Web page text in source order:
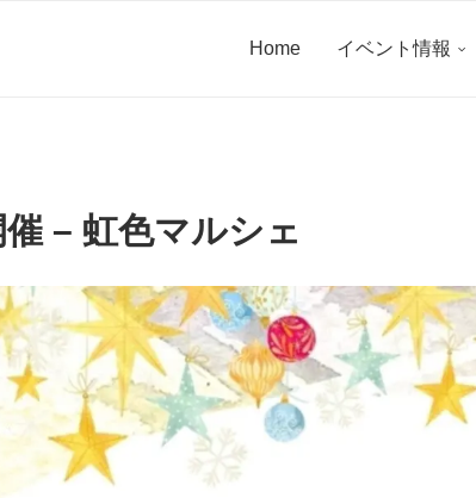
Home イベント情報
– 虹色マルシェ